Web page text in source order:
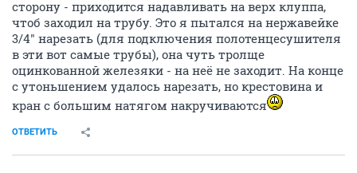
сторону - приходится надавливать на верх клуппа,
чтоб заходил на трубу. Это я пытался на нержавейке
3/4" нарезать (для подключения полотенцесушителя
в эти вот самые трубы), она чуть тролще
оцинкованной железяки - на неё не заходит. На конце
с утоньшением удалось нарезать, но крестовина и
кран с большим натягом накручиваются
ОТВЕТИТЬ